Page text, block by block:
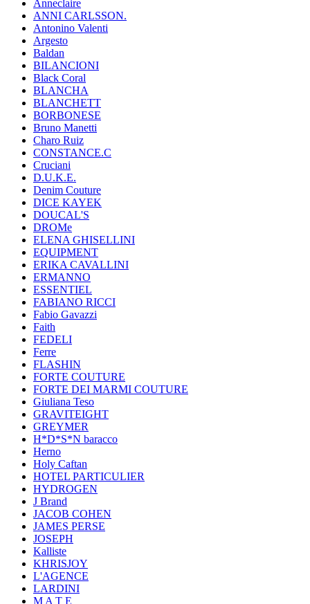
Anneclaire
ANNI CARLSSON.
Antonino Valenti
Argesto
Baldan
BILANCIONI
Black Coral
BLANCHA
BLANCHETT
BORBONESE
Bruno Manetti
Charo Ruiz
CONSTANCE.C
Cruciani
D.U.K.E.
Denim Couture
DICE KAYEK
DOUCAL'S
DROMe
ELENA GHISELLINI
EQUIPMENT
ERIKA CAVALLINI
ERMANNO
ESSENTIEL
FABIANO RICCI
Fabio Gavazzi
Faith
FEDELI
Ferre
FLASHIN
FORTE COUTURE
FORTE DEI MARMI COUTURE
Giuliana Teso
GRAVITEIGHT
GREYMER
H*D*S*N baracco
Herno
Holy Caftan
HOTEL PARTICULIER
HYDROGEN
J Brand
JACOB COHEN
JAMES PERSE
JOSEPH
Kalliste
KHRISJOY
L'AGENCE
LARDINI
M A T E